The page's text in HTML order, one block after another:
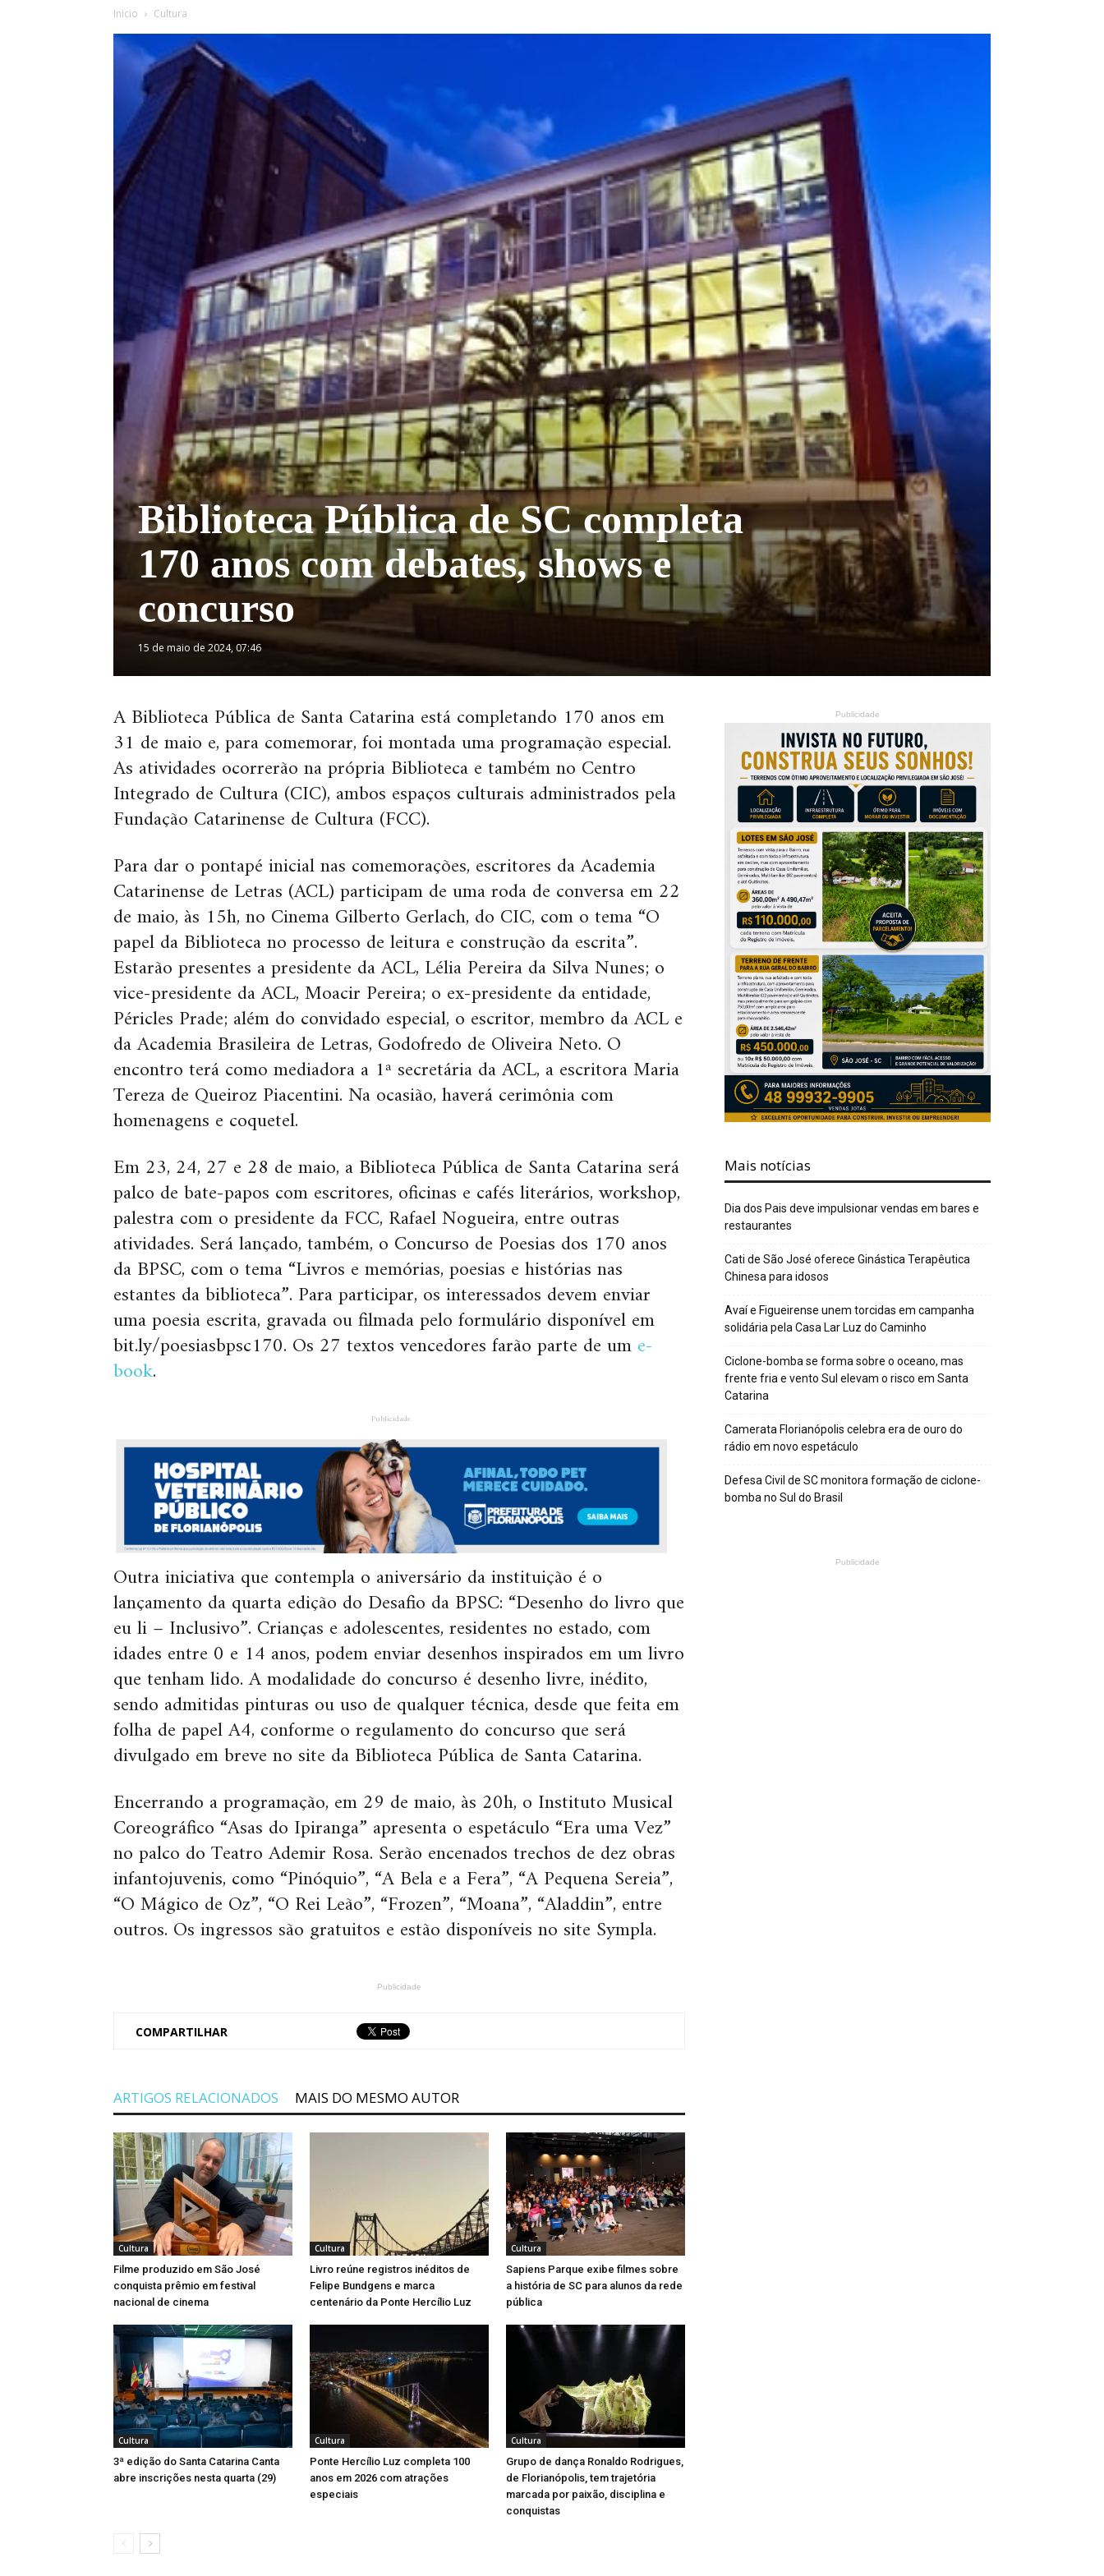
Inicio Cultura
Biblioteca Pública de SC completa
170 anos com debates, shows e
concurso
15 de maio de 2024, 07:46
A Biblioteca Pública de Santa Catarina está completando 170 anos em
31 de maio e, para comemorar, foi montada uma programação especial.
As atividades ocorrerão na própria Biblioteca e também no Centro
Integrado de Cultura (CIC), ambos espaços culturais administrados pela
Fundação Catarinense de Cultura (FCC).
Para dar o pontapé inicial nas comemorações, escritores da Academia
Catarinense de Letras (ACL) participam de uma roda de conversa em 22
de maio, às 15h, no Cinema Gilberto Gerlach, do CIC, com o tema “O
papel da Biblioteca no processo de leitura e construção da escrita”.
Estarão presentes a presidente da ACL, Lélia Pereira da Silva Nunes; o
vice-presidente da ACL, Moacir Pereira; o ex-presidente da entidade,
Péricles Prade; além do convidado especial, o escritor, membro da ACL e
da Academia Brasileira de Letras, Godofredo de Oliveira Neto. O
encontro terá como mediadora a 1ª secretária da ACL, a escritora Maria
Tereza de Queiroz Piacentini. Na ocasião, haverá cerimônia com
homenagens e coquetel.
Em 23, 24, 27 e 28 de maio, a Biblioteca Pública de Santa Catarina será
palco de bate-papos com escritores, oficinas e cafés literários, workshop,
palestra com o presidente da FCC, Rafael Nogueira, entre outras
atividades. Será lançado, também, o Concurso de Poesias dos 170 anos
da BPSC, com o tema “Livros e memórias, poesias e histórias nas
estantes da biblioteca”. Para participar, os interessados devem enviar
uma poesia escrita, gravada ou filmada pelo formulário disponível em
bit.ly/poesiasbpsc170. Os 27 textos vencedores farão parte de ume-
book.
Publicidade
Outra iniciativa que contempla o aniversário da instituição é o
lançamento da quarta edição do Desafio da BPSC: “Desenho do livro que
eu li – Inclusivo”. Crianças e adolescentes, residentes no estado, com
idades entre 0 e 14 anos, podem enviar desenhos inspirados em um livro
que tenham lido. A modalidade do concurso é desenho livre, inédito,
sendo admitidas pinturas ou uso de qualquer técnica, desde que feita em
folha de papel A4, conforme o regulamento do concurso que será
divulgado em breve no site da Biblioteca Pública de Santa Catarina.
Encerrando a programação, em 29 de maio, às 20h, o Instituto Musical
Coreográfico “Asas do Ipiranga” apresenta o espetáculo “Era uma Vez”
no palco do Teatro Ademir Rosa. Serão encenados trechos de dez obras
infantojuvenis, como “Pinóquio”, “A Bela e a Fera”, “A Pequena Sereia”,
“O Mágico de Oz”, “O Rei Leão”, “Frozen”, “Moana”, “Aladdin”, entre
outros. Os ingressos são gratuitos e estão disponíveis no site Sympla.
Publicidade
COMPARTILHAR
ARTIGOS RELACIONADOS MAIS DO MESMO AUTOR
Cultura
Filme produzido em São José
conquista prêmio em festival
nacional de cinema
Cultura
Livro reúne registros inéditos de
Felipe Bundgens e marca
centenário da Ponte Hercílio Luz
Cultura
Sapiens Parque exibe filmes sobre
a história de SC para alunos da rede
pública
Cultura
3ª edição do Santa Catarina Canta
abre inscrições nesta quarta (29)
Cultura
Ponte Hercílio Luz completa 100
anos em 2026 com atrações
especiais
Cultura
Grupo de dança Ronaldo Rodrigues,
de Florianópolis, tem trajetória
marcada por paixão, disciplina e
conquistas
Publicidade
Mais notícias
Dia dos Pais deve impulsionar vendas em bares e
restaurantes
Cati de São José oferece Ginástica Terapêutica
Chinesa para idosos
Avaí e Figueirense unem torcidas em campanha
solidária pela Casa Lar Luz do Caminho
Ciclone-bomba se forma sobre o oceano, mas
frente fria e vento Sul elevam o risco em Santa
Catarina
Camerata Florianópolis celebra era de ouro do
rádio em novo espetáculo
Defesa Civil de SC monitora formação de ciclone-
bomba no Sul do Brasil
Publicidade